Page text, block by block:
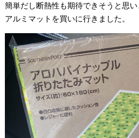
簡単だし断熱性も期待できそうと思
アルミマットを買いに行きました。